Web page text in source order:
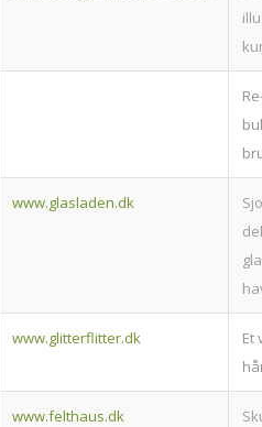
www.glasladen.dk
www.glitterflitter.dk
Et
www.felthaus.dk